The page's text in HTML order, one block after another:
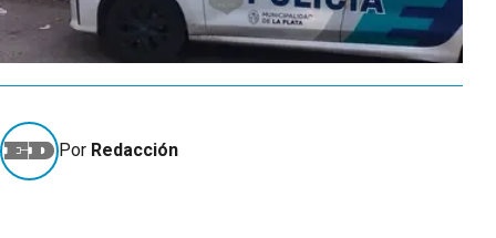
Por Redacción